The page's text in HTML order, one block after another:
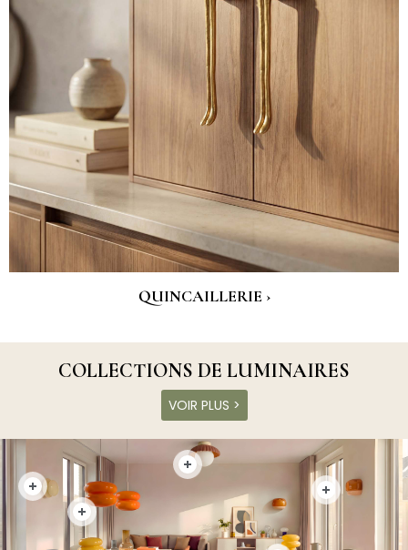
QUINCAILLERIE ›
COLLECTIONS DE LUMINAIRES
VOIR PLUS >